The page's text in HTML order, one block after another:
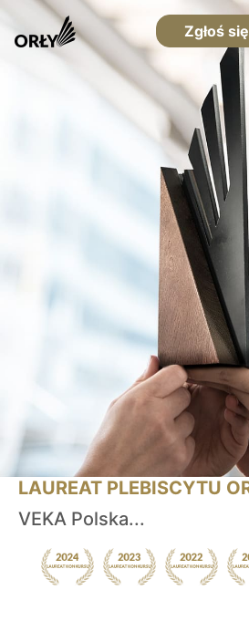
Zgłoś się
LAUREAT PLEBISCYTU
VEKA Polska...